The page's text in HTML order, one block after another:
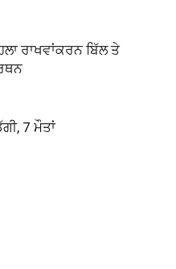
ਰਾਖਵਾਂਕਰਨ ਬਿੱਲ ਤੇ
7 ਮੌਤਾਂ